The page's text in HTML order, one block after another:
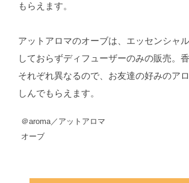
もらえます。
アットアロマのオーブは、エッセンシャ
しておらずディフューザーのみの販売。
それぞれ異なるので、お友達の好みのア
しんでもらえます。
＠aroma／アットアロマ
オーブ